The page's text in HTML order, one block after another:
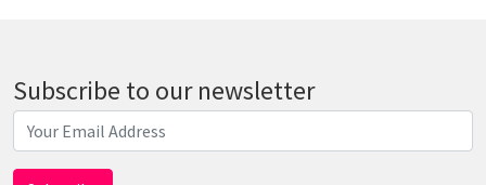
Subscribe to our newsletter